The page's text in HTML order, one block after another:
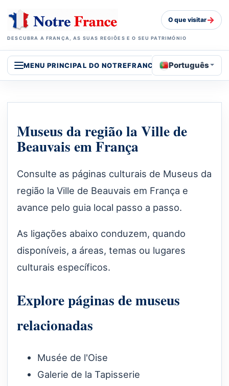
DESCUBRA A FRANÇA, AS SUAS REGIÕES E O SEU PATRIMÓNIO
O que visitar→
MENU PRINCIPAL DO NOTREFRANCE Português
Museus da região la Ville de
Beauvais em França
Consulte as páginas culturais de Museus da
região la Ville de Beauvais em França e
avance pelo guia local passo a passo.
As ligações abaixo conduzem, quando
disponíveis, a áreas, temas ou lugares
culturais específicos.
Explore páginas de museus
relacionadas
Musée de l'Oise
Galerie de la Tapisserie